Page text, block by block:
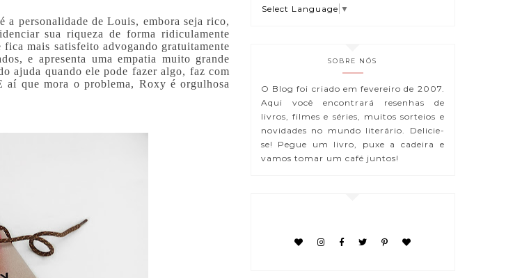
a personalidade de Louis, embora seja rico,
sua riqueza de forma ridiculamente
mais satisfeito advogando gratuitamente
e apresenta uma empatia muito grande
ajuda quando ele pode fazer algo, faz com
aí que mora o problema, Roxy é orgulhosa
Select Language ▼
SOBRE NÓS
O Blog foi criado em fevereiro de 2007.
Aqui você encontrará resenhas de
livros, filmes e séries, muitos sorteios e
novidades no mundo literário. Delicie-
se! Pegue um livro, puxe a cadeira e
vamos tomar um café juntos!